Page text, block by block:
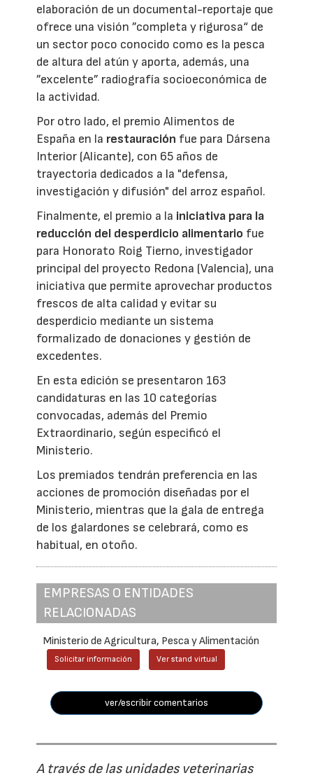
elaboración de un documental-reportaje que
ofrece una visión ”completa y rigurosa“ de
un sector poco conocido como es la pesca
de altura del atún y aporta, además, una
”excelente” radiografía socioeconómica de
la actividad.
Por otro lado, el premio Alimentos de
España en la restauración fue para Dársena
Interior (Alicante), con 65 años de
trayectoria dedicados a la "defensa,
investigación y difusión" del arroz español.
Finalmente, el premio a la iniciativa para la
reducción del desperdicio alimentario fue
para Honorato Roig Tierno, investigador
principal del proyecto Redona (Valencia), una
iniciativa que permite aprovechar productos
frescos de alta calidad y evitar su
desperdicio mediante un sistema
formalizado de donaciones y gestión de
excedentes.
En esta edición se presentaron 163
candidaturas en las 10 categorías
convocadas, además del Premio
Extraordinario, según especificó el
Ministerio.
Los premiados tendrán preferencia en las
acciones de promoción diseñadas por el
Ministerio, mientras que la gala de entrega
de los galardones se celebrará, como es
habitual, en otoño.
EMPRESAS O ENTIDADES
RELACIONADAS
Ministerio de Agricultura, Pesca y Alimentación
Solicitar información Ver stand virtual
ver/escribir comentarios
A través de las unidades veterinarias